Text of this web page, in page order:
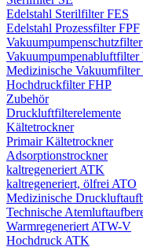
Edelstahl Sterilfilter FES
Edelstahl Prozessfilter FPF
Vakuumpumpenabluftfilter
Medizinische
Hochdruckfilter FHP
Zubehör
Druckluftfilterelemente
Kältetrockner
Primair Kältetrockner
Adsorptionstrockner
kaltregeneriert ATK
kaltregeneriert, ölfrei ATO
Medizinische
Technische
Warmregeneriert ATW-V
Hochdruck ATK